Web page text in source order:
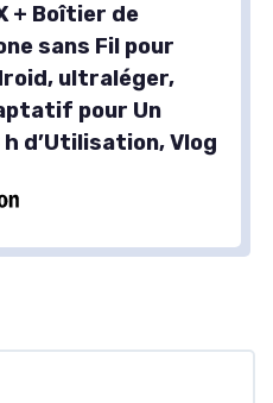
+ Boîtier de
sans Fil pour
ultraléger,
pour Un
d’Utilisation, Vlog